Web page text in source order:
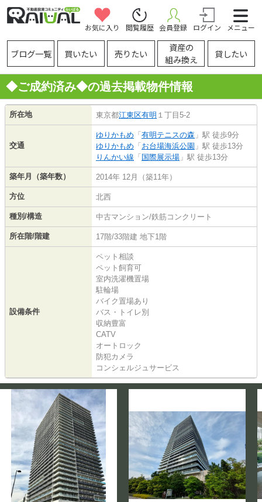
お気に入り 閲覧履歴 会員登録 ログイン メニュー
ブログ一覧 買いたい 売りたい
資産の
組み換え
貸したい
◆ご成約済み◆の過去掲載物件情報
所在地 東京都江東区有明 １丁目5-2
交通
ゆりかもめ 「有明テニスの森 」駅 徒歩9分
ゆりかもめ 「お台場海浜公園 」駅 徒歩13分
りんかい線 「国際展示場 」駅 徒歩13分
築年月（築年数） 2014年 12月（築11年）
方位 北西
種別/構造 中古マンション/鉄筋コンクリート
所在階/階建 17階/33階建 地下1階
設備条件
ペット相談
ペット飼育可
室内洗濯機置場
駐輪場
バイク置場あり
バス・トイレ別
収納豊富
CATV
オートロック
防犯カメラ
コンシェルジュサービス